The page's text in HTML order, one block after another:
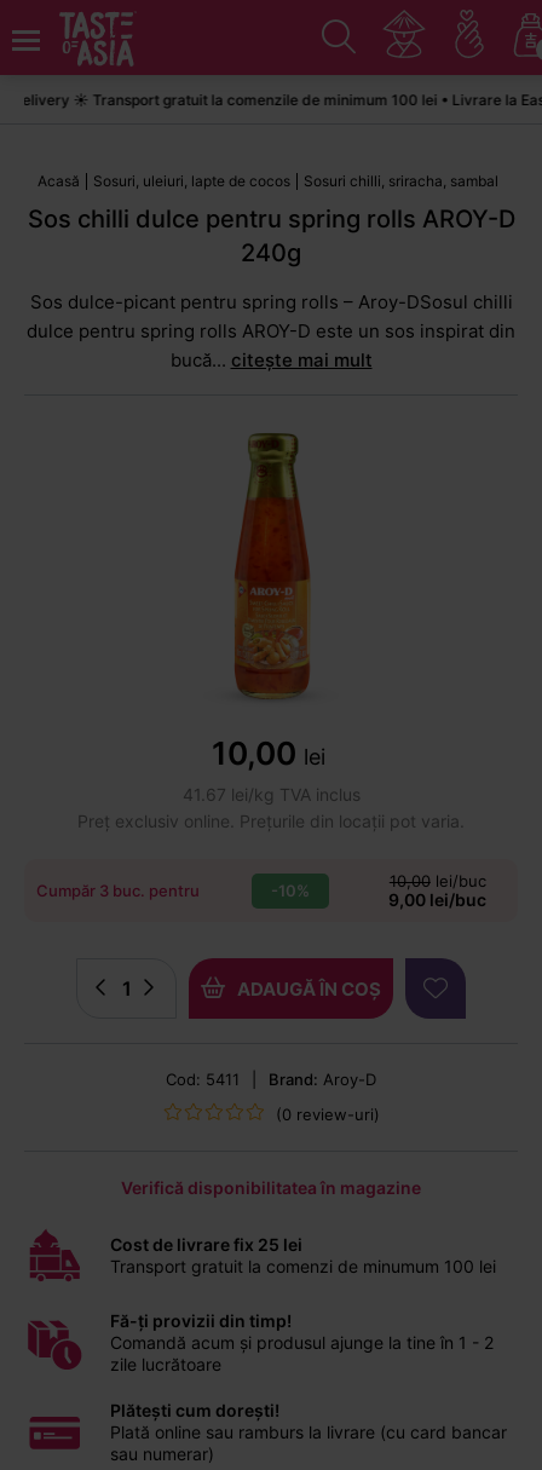
☀️ Transport gratuit la comenzile de minimum 100 lei • Livrare la
Acasă Sosuri, uleiuri, lapte de cocos Sosuri chilli, sriracha, sambal
Sos chilli dulce pentru spring rolls AROY-D
240g
Sos dulce-picant pentru spring rolls – Aroy-DSosul chilli
dulce pentru spring rolls AROY-D este un sos inspirat din
bucă... citește mai mult
10,00 lei
41.67 lei/kg TVA inclus
Preț exclusiv online. Prețurile din locații pot varia.
Cumpăr 3 buc. pentru -10% 10,00lei/buc
9,00 lei/buc
ADAUGĂ ÎN COȘ
Cod: 5411 Brand: Aroy-D
(0 review-uri)
Verifică disponibilitatea în magazine
Cost de livrare fix 25 lei
Transport gratuit la comenzi de minumum 100 lei
Fă-ți provizii din timp!
Comandă acum și produsul ajunge la tine în 1 - 2
zile lucrătoare
Plătești cum dorești!
Plată online sau ramburs la livrare (cu card bancar
sau numerar)